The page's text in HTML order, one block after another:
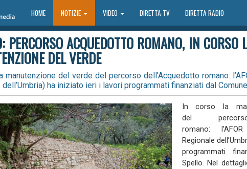
HOMEHOME NOTIZIE VIDEO DIRETTA TV DIRETTA RADIO
PERCORSO ACQUEDOTTO ROMANO, IN CORSO
DEL VERDE
manutenzione del verde del percorso dell’Acquedotto romano:
dell’Umbria) ha iniziato ieri i lavori programmati finanziati dal
In corso la
del percorso
romano:
Regionale
programmati
Spello. Nel